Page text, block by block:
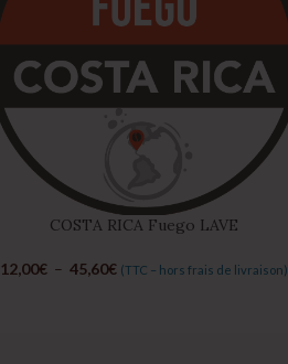
COSTA RICA Fuego LAVE
12,00€ – 45,60€ (TTC – hors frais de livraison)